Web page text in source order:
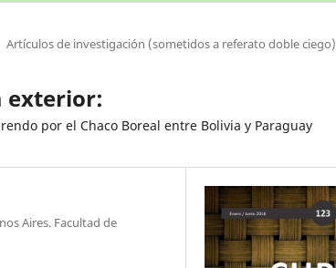
Artículos de investigación (sometidos a referato doble ciego)
exterior:
por el Chaco Boreal entre Bolivia y Paraguay
Aires. Facultad de